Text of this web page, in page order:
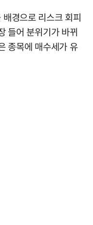
경으로 리스크 회피
들어 분위기가 바뀌
종목에 매수세가 유